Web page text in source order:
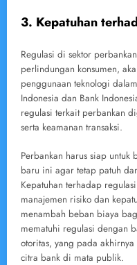
3. Kepatuhan
Regulasi di sektor
perlindungan konsumen,
penggunaan teknologi
Indonesia dan Bank
regulasi terkait perbankan
serta keamanan transaksi.
Perbankan harus siap
baru ini agar tetap patuh
Kepatuhan terhadap
manajemen risiko dan
menambah beban biaya
mematuhi regulasi dengan
otoritas, yang pada
citra bank di mata publik.